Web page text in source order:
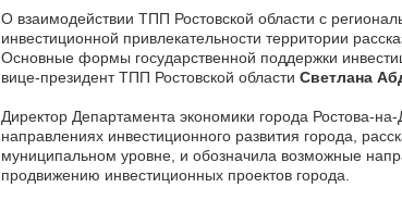
О взаимодействии ТПП Ростовской области с
инвестиционной привлекательности территории
Основные формы государственной поддержки
вице-президент ТПП Ростовской области Светлана
Директор Департамента экономики города Ростова-
направлениях инвестиционного развития города,
муниципальном уровне, и обозначила возможные
продвижению инвестиционных проектов города.